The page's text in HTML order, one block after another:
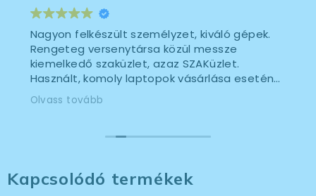
Nagyon felkészült személyzet, kiváló gépek.
Rengeteg versenytársa közül messze
kiemelkedő szaküzlet, azaz SZAKüzlet.
Használt, komoly laptopok vásárlása esetén
csak őket tudom ajánlani saját, korábbi igen
rossz tapasztalataim alapján.
Olvass tovább
Kapcsolódó termékek